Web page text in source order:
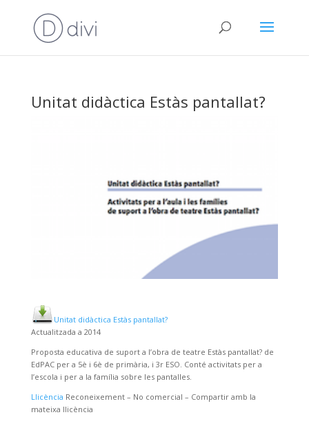
Unitat didàctica Estàs pantallat?
Unitat didàctica Estàs pantallat?
Actualitzada a 2014
Proposta educativa de suport a l’obra de teatre Estàs pantallat? de
EdPAC per a 5è i 6è de primària, i 3r ESO. Conté activitats per a
l’escola i per a la família sobre les pantalles.
Llicència Reconeixement – No comercial – Compartir amb la
mateixa llicència